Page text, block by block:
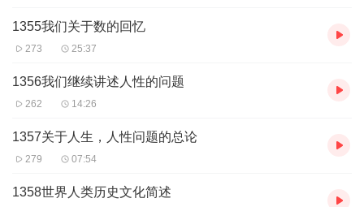
1355我们关于数的回忆
273 25:37
1356我们继续讲述人性的问题
262 14:26
1357关于人生，人性问题的总论
279 07:54
1358世界人类历史文化简述